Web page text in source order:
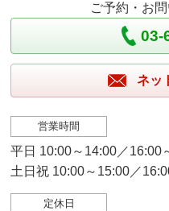
ご予約・お
03-
ネッ
営業時間
平日 10:00～14:00／16:00
土日祝 10:00～15:00／
定休日